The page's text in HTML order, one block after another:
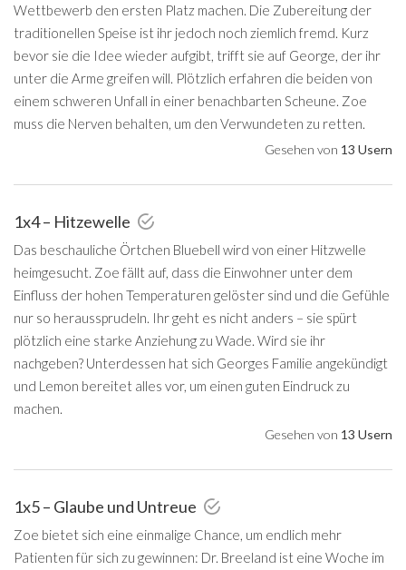
Wettbewerb den ersten Platz machen. Die Zubereitung der
traditionellen Speise ist ihr jedoch noch ziemlich fremd. Kurz
bevor sie die Idee wieder aufgibt, trifft sie auf George, der ihr
unter die Arme greifen will. Plötzlich erfahren die beiden von
einem schweren Unfall in einer benachbarten Scheune. Zoe
muss die Nerven behalten, um den Verwundeten zu retten.
Gesehen von 13 Usern
1x4 – Hitzewelle
Das beschauliche Örtchen Bluebell wird von einer Hitzwelle
heimgesucht. Zoe fällt auf, dass die Einwohner unter dem
Einfluss der hohen Temperaturen gelöster sind und die Gefühle
nur so heraussprudeln. Ihr geht es nicht anders – sie spürt
plötzlich eine starke Anziehung zu Wade. Wird sie ihr
nachgeben? Unterdessen hat sich Georges Familie angekündigt
und Lemon bereitet alles vor, um einen guten Eindruck zu
machen.
Gesehen von 13 Usern
1x5 – Glaube und Untreue
Zoe bietet sich eine einmalige Chance, um endlich mehr
Patienten für sich zu gewinnen: Dr. Breeland ist eine Woche im